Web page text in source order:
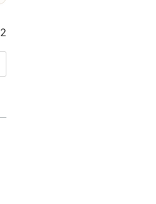
2 متوفر في المخزون